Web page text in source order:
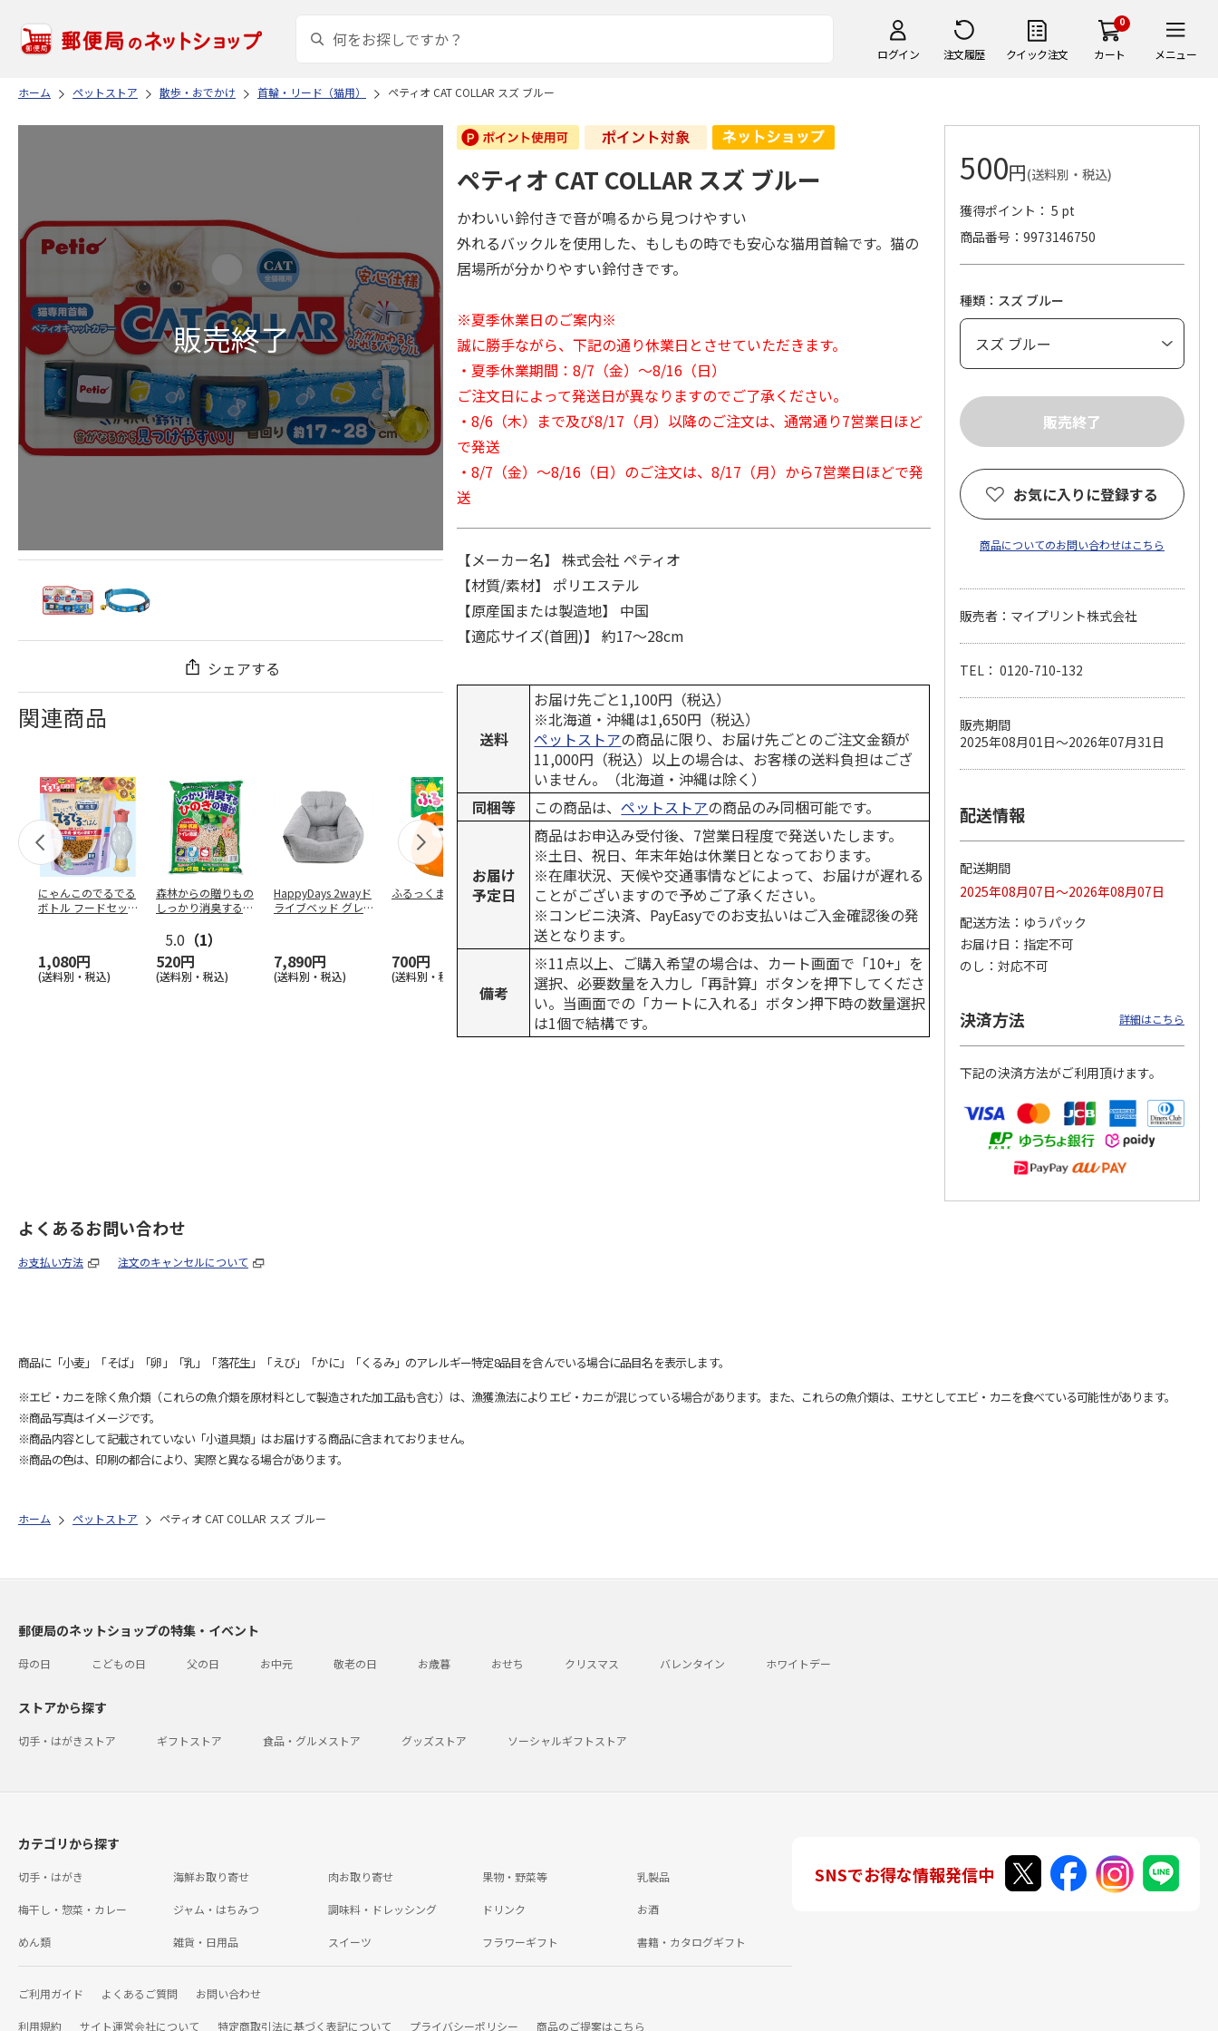
ログイン 注文履歴 クイック注文
0
カート メニュー
ホーム ペットストア 散歩・おでかけ 首輪・リード（猫用） ペティオ CAT COLLAR スズ ブルー
シェアする
関連商品
にゃんこのでるでる
ボトル フードセッ
1,080円
(送料別・税込)
森林からの贈りもの
しっかり消臭するひ
5.0 （1）
520円
(送料別・税込)
HappyDays 2wayド
ライブベッド グレ
7,890円
(送料別・税込)
ふるっくま みかん
700円
(送料別・税込)
デオトイレ 飛び散
らない消臭・抗菌サ
ンド 4L
1,320円
(送料別・税込)
獣医師開発 ニオイ
をとる砂専用 猫ト
イレ ナチュラルグ
1,550円
(送料別・税込)
無添加良品 カムカ
ムデンタルコーン
ぐるぐるボーン型 S
470円
(送料別・税込)
チ 健康に育つ子ね
こ用 まぐろ・かつ
120円
(送料別・税込)
ペット線香 虹のか
ローラルの香り
590円
(送料別・税込)
CIAO 香り立つクラ
ペティオ CAT COLLAR スズ ブルー
かわいい鈴付きで音が鳴るから見つけやすい
外れるバックルを使用した、もしもの時でも安心な猫用首輪です。猫の
居場所が分かりやすい鈴付きです。
※夏季休業日のご案内※
誠に勝手ながら、下記の通り休業日とさせていただきます。
・夏季休業期間：8/7（金）～8/16（日）
ご注文日によって発送日が異なりますのでご了承ください。
・8/6（木）まで及び8/17（月）以降のご注文は、通常通り7営業日ほど
で発送
・8/7（金）～8/16（日）のご注文は、8/17（月）から7営業日ほどで発
送
【メーカー名】 株式会社 ペティオ
【材質/素材】 ポリエステル
【原産国または製造地】 中国
【適応サイズ(首囲)】 約17～28cm
送料
お届け先ごと1,100円（税込）
※北海道・沖縄は1,650円（税込）
ペットストアの商品に限り、お届け先ごとのご注文金額が
11,000円（税込）以上の場合は、お客様の送料負担はござ
いません。（北海道・沖縄は除く）
同梱等
この商品は、ペットストアの商品のみ同梱可能です。
お届け
予定日
商品はお申込み受付後、7営業日程度で発送いたします。
※土日、祝日、年末年始は休業日となっております。
※在庫状況、天候や交通事情などによって、お届けが遅れる
ことがございますので予めご了承ください。
※コンビニ決済、PayEasyでのお支払いはご入金確認後の発
送となります。
備考
※11点以上、ご購入希望の場合は、カート画面で「10+」を
選択、必要数量を入力し「再計算」ボタンを押下してくださ
い。当画面での「カートに入れる」ボタン押下時の数量選択
は1個で結構です。
500円(送料別・税込)
獲得ポイント： 5 pt
商品番号
9973146750
種類：スズ ブルー
お気に入りに登録する
商品についてのお問い合わせはこちら
販売者：マイプリント株式会社
TEL： 0120-710-132
販売期間
2025年08月01日～2026年07月31日
配送情報
配送期間
2025年08月07日～2026年08月07日
配送方法
ゆうパック
お届け日
指定不可
のし
対応不可
決済方法 詳細はこちら
下記の決済方法がご利用頂けます。
よくあるお問い合わせ
お支払い方法 注文のキャンセルについて
商品に「小麦」「そば」「卵」「乳」「落花生」「えび」「かに」「くるみ」のアレルギー特定8品目を含んでいる場合に品目名を表示します。
※エビ・カニを除く魚介類（これらの魚介類を原材料として製造された加工品も含む）は、漁獲漁法によりエビ・カニが混じっている場合があります。また、これらの魚介類は、エサとしてエビ・カニを食べている可能性があります。
※商品写真はイメージです。
※商品内容として記載されていない「小道具類」はお届けする商品に含まれておりません。
※商品の色は、印刷の都合により、実際と異なる場合があります。
ホーム ペットストア ペティオ CAT COLLAR スズ ブルー
郵便局のネットショップの特集・イベント
母の日 こどもの日 父の日 お中元 敬老の日 お歳暮 おせち クリスマス バレンタイン ホワイトデー
ストアから探す
切手・はがきストア ギフトストア 食品・グルメストア グッズストア ソーシャルギフトストア
カテゴリから探す
切手・はがき 海鮮お取り寄せ 肉お取り寄せ 果物・野菜等 乳製品
梅干し・惣菜・カレー ジャム・はちみつ 調味料・ドレッシング ドリンク お酒
めん類 雑貨・日用品 スイーツ フラワーギフト 書籍・カタログギフト
ご利用ガイド よくあるご質問 お問い合わせ
利用規約 サイト運営会社について 特定商取引法に基づく表記について プライバシーポリシー 商品のご提案はこちら
SNSでお得な情報発信中